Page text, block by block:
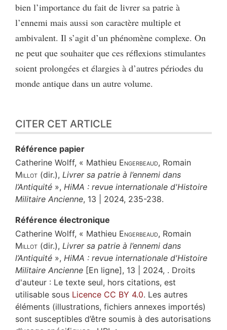
bien l’importance du fait de livrer sa patrie à
l’ennemi mais aussi son caractère multiple et
ambivalent. Il s’agit d’un phénomène complexe. On
ne peut que souhaiter que ces réflexions stimulantes
soient prolongées et élargies à d’autres périodes du
monde antique dans un autre volume.
CITER CET ARTICLE
Référence papier
Catherine Wolff, « Mathieu Engerbeaud, Romain
Millot (dir.), Livrer sa patrie à l’ennemi dans
l’Antiquité », HiMA : revue internationale d'Histoire
Militaire Ancienne, 13 | 2024, 235-238.
Référence électronique
Catherine Wolff, « Mathieu Engerbeaud, Romain
Millot (dir.), Livrer sa patrie à l’ennemi dans
l’Antiquité », HiMA : revue internationale d'Histoire
Militaire Ancienne [En ligne], 13 | 2024, . Droits
d'auteur : Le texte seul, hors citations, est
utilisable sous Licence CC BY 4.0. Les autres
éléments (illustrations, fichiers annexes importés)
sont susceptibles d’être soumis à des autorisations